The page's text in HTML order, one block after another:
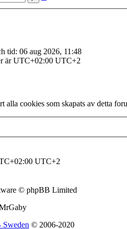
tid: 06 aug 2026, 11:48
är UTC+02:00 UTC+2
alla cookies som skapats av detta
UTC+2
© phpBB Limited
© 2006-2020